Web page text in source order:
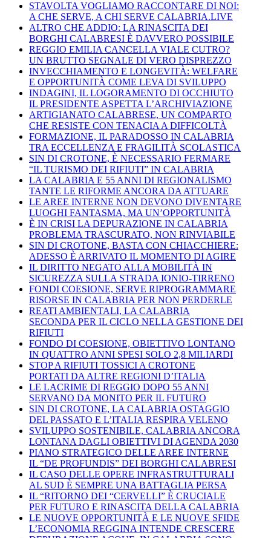
STAVOLTA VOGLIAMO RACCONTARE DI NOI:
A CHE SERVE, A CHI SERVE CALABRIA.LIVE
ALTRO CHE ADDIO: LA RINASCITA DEI
BORGHI CALABRESI È DAVVERO POSSIBILE
REGGIO EMILIA CANCELLA VIALE CUTRO?
UN BRUTTO SEGNALE DI VERO DISPREZZO
INVECCHIAMENTO E LONGEVITÀ: WELFARE
E OPPORTUNITÀ COME LEVA DI SVILUPPO
INDAGINI, IL LOGORAMENTO DI OCCHIUTO
IL PRESIDENTE ASPETTA L’ARCHIVIAZIONE
ARTIGIANATO CALABRESE, UN COMPARTO
CHE RESISTE CON TENACIA A DIFFICOLTÀ
FORMAZIONE, IL PARADOSSO IN CALABRIA
TRA ECCELLENZA E FRAGILITÀ SCOLASTICA
SIN DI CROTONE, È NECESSARIO FERMARE
“IL TURISMO DEI RIFIUTI” IN CALABRIA
LA CALABRIA E 55 ANNI DI REGIONALISMO
TANTE LE RIFORME ANCORA DA ATTUARE
LE AREE INTERNE NON DEVONO DIVENTARE
LUOGHI FANTASMA, MA UN’OPPORTUNITÀ
È IN CRISI LA DEPURAZIONE IN CALABRIA
PROBLEMA TRASCURATO, NON RINVIABILE
SIN DI CROTONE, BASTA CON CHIACCHIERE:
ADESSO È ARRIVATO IL MOMENTO DI AGIRE
IL DIRITTO NEGATO ALLA MOBILITÀ IN
SICUREZZA SULLA STRADA IONIO-TIRRENO
FONDI COESIONE, SERVE RIPROGRAMMARE
RISORSE IN CALABRIA PER NON PERDERLE
REATI AMBIENTALI, LA CALABRIA
SECONDA PER IL CICLO NELLA GESTIONE DEI
RIFIUTI
FONDO DI COESIONE, OBIETTIVO LONTANO
IN QUATTRO ANNI SPESI SOLO 2,8 MILIARDI
STOP A RIFIUTI TOSSICI A CROTONE
PORTATI DA ALTRE REGIONI D’ITALIA
LE LACRIME DI REGGIO DOPO 55 ANNI
SERVANO DA MONITO PER IL FUTURO
SIN DI CROTONE, LA CALABRIA OSTAGGIO
DEL PASSATO E L’ITALIA RESPIRA VELENO
SVILUPPO SOSTENIBILE, CALABRIA ANCORA
LONTANA DAGLI OBIETTIVI DI AGENDA 2030
PIANO STRATEGICO DELLE AREE INTERNE
IL “DE PROFUNDIS” DEI BORGHI CALABRESI
IL CASO DELLE OPERE INFRASTRUTTURALI
AL SUD È SEMPRE UNA BATTAGLIA PERSA
IL “RITORNO DEI “CERVELLI” È CRUCIALE
PER FUTURO E RINASCITA DELLA CALABRIA
LE NUOVE OPPORTUNITÀ E LE NUOVE SFIDE
L’ECONOMIA REGGINA INTENDE CRESCERE